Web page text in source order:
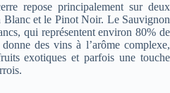
repose principalement sur deux
Blanc et le Pinot Noir. Le Sauvignon
qui représentent environ 80% de
des vins à l’arôme complexe,
exotiques et parfois une touche